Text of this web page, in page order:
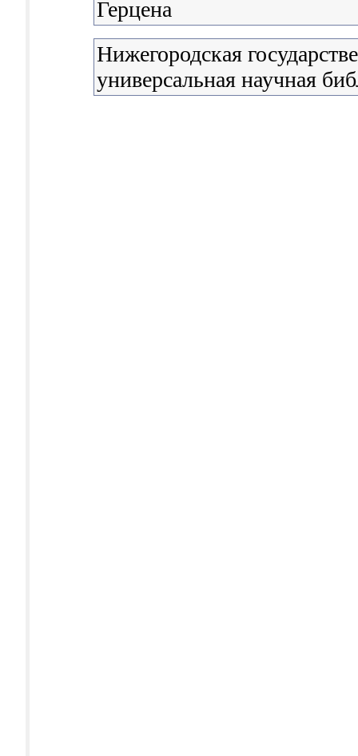
Герцена
Нижегородская
универсальная научная